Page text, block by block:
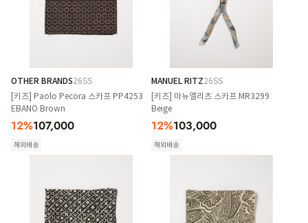
OTHER BRANDS26SS
[키즈] Paolo Pecora 스카프 PP4253
EBANO Brown
12%107,000
해외배송
MANUEL RITZ26SS
[키즈] 마뉴엘리츠 스카프 MR3299
Beige
12%103,000
해외배송